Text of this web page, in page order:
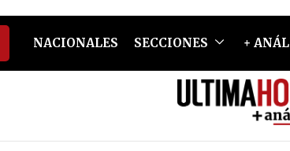
NACIONALES SECCIONES +